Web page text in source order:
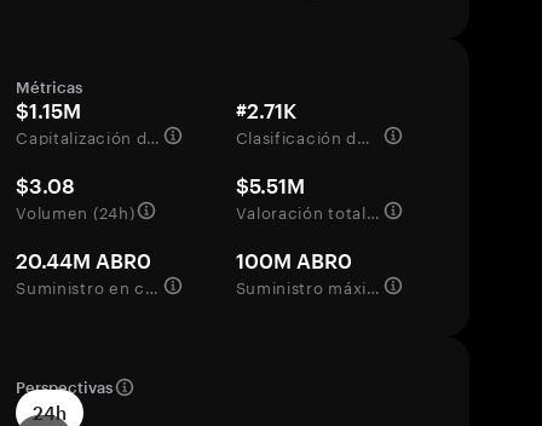
Métricas
$1.15M
Capitalización de mercado
#2.71K
Clasificación del mercado
$3.08
Volumen (24h)
$5.51M
Valoración totalmente diluida
20.44M ABR0
Suministro en circulación
100M ABR0
Suministro máximo
Perspectivas
24h